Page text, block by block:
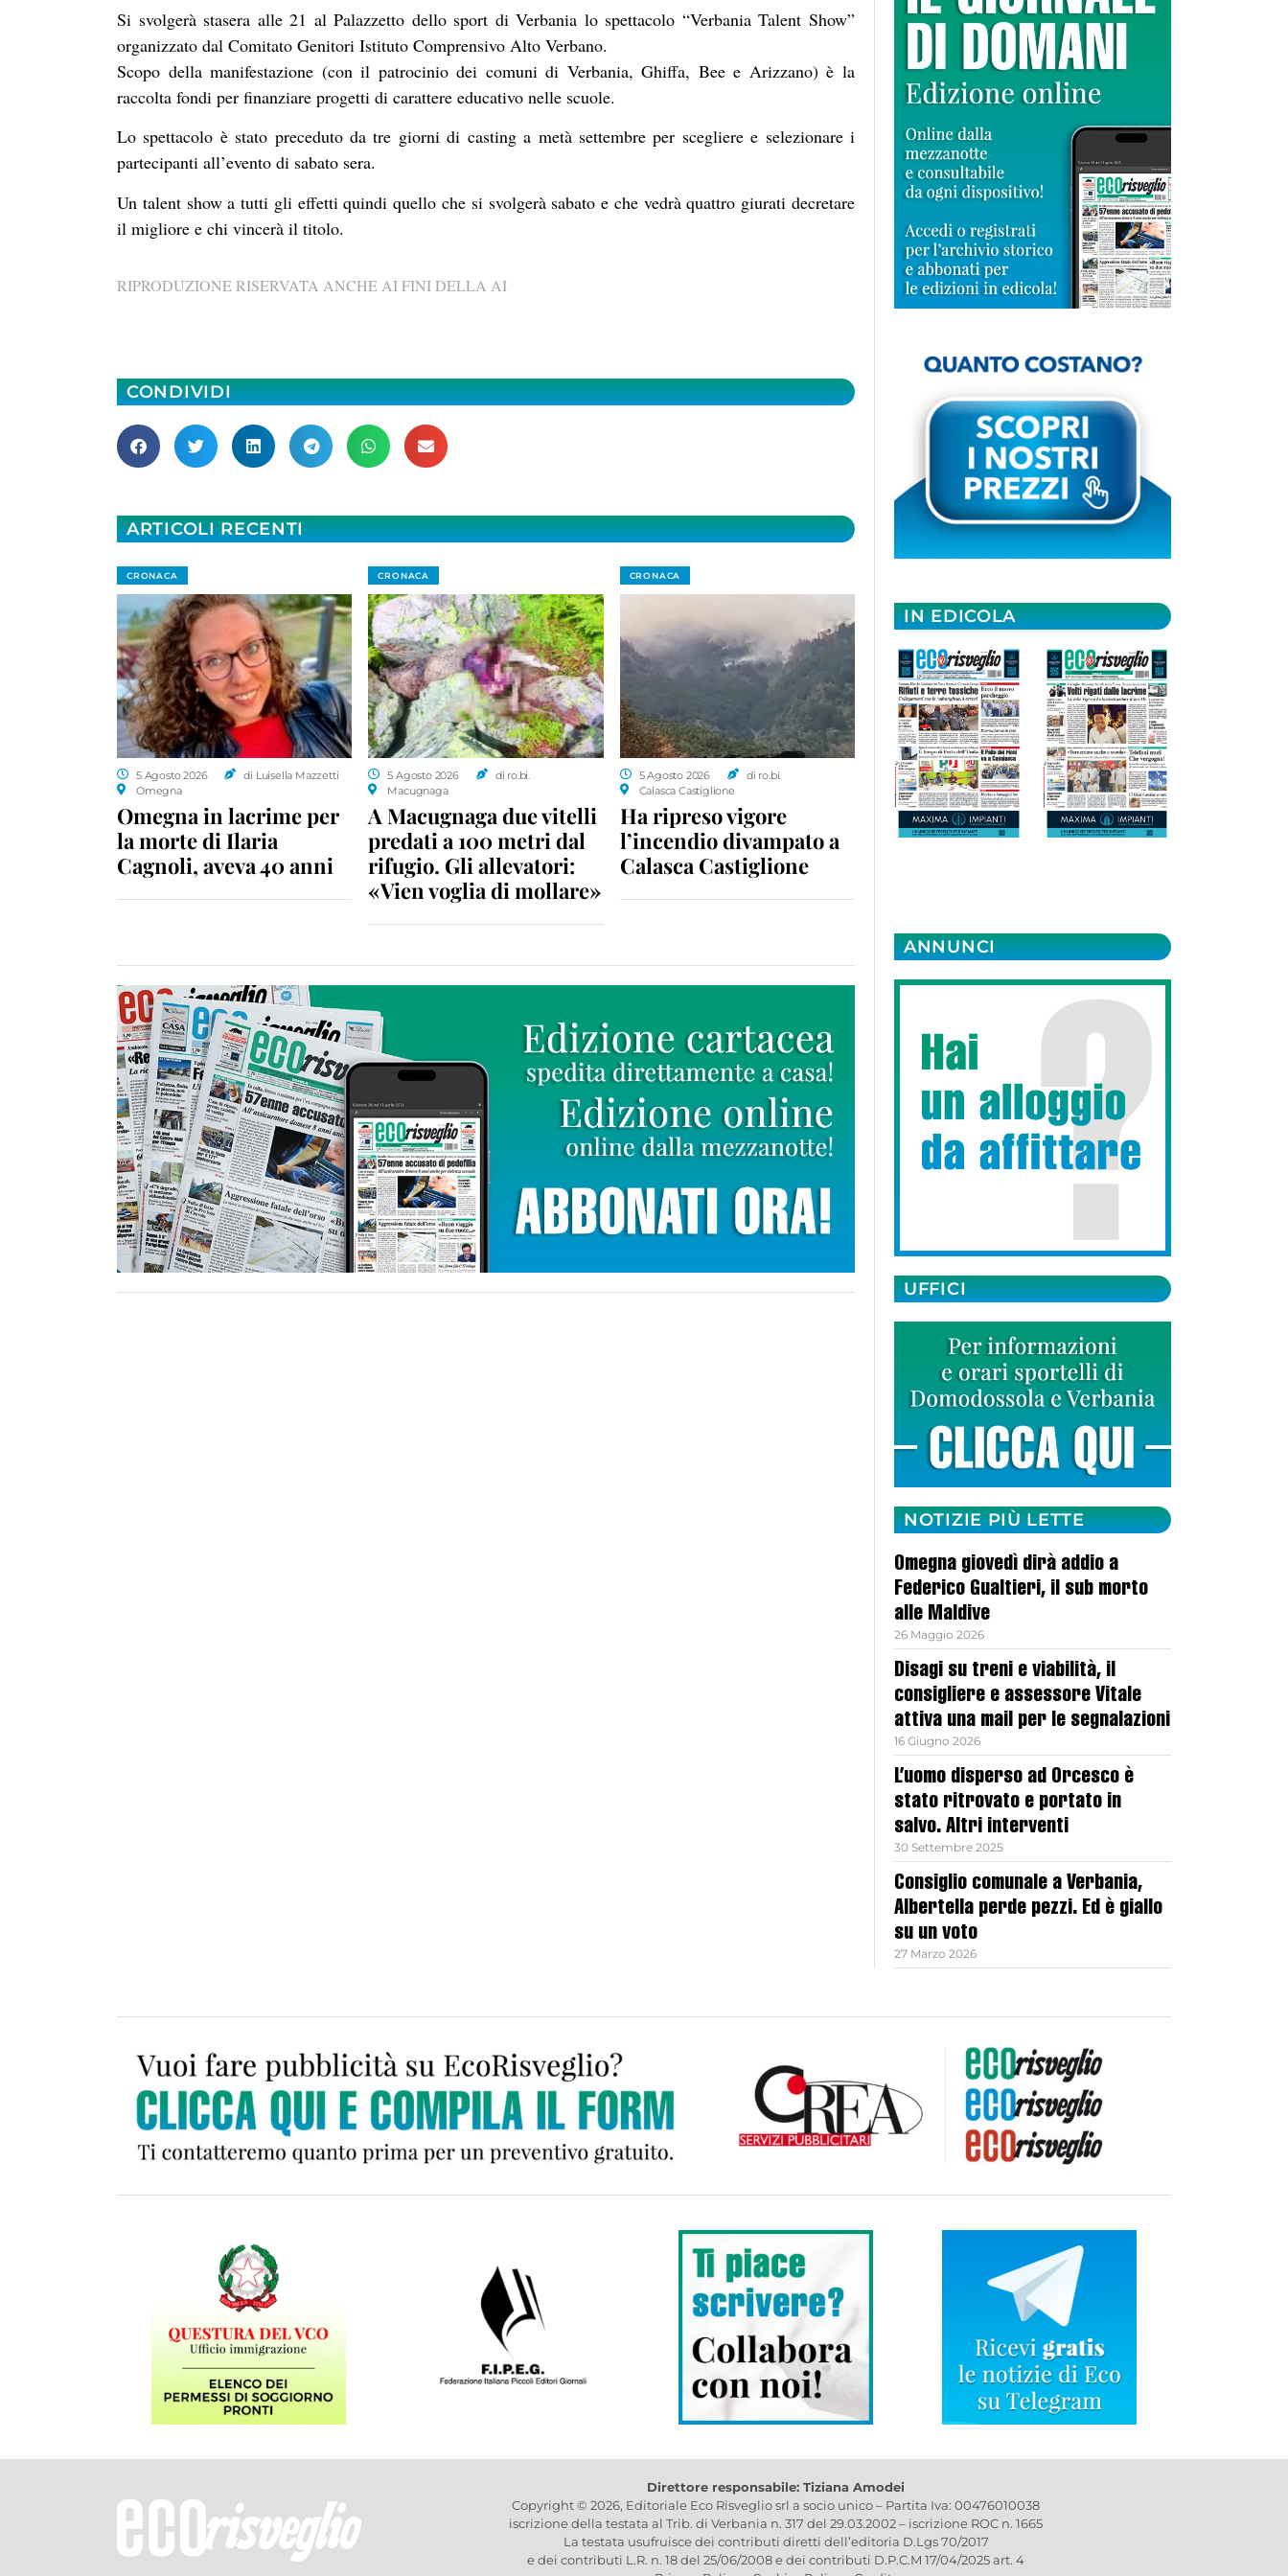
Si svolgerà stasera alle 21 al Palazzetto dello sport di Verbania lo spettacolo “Verbania Talent Show”
organizzato dal Comitato Genitori Istituto Comprensivo Alto Verbano.
Scopo della manifestazione (con il patrocinio dei comuni di Verbania, Ghiffa, Bee e Arizzano) è la
raccolta fondi per finanziare progetti di carattere educativo nelle scuole.
Lo spettacolo è stato preceduto da tre giorni di casting a metà settembre per scegliere e selezionare i
partecipanti all’evento di sabato sera.
Un talent show a tutti gli effetti quindi quello che si svolgerà sabato e che vedrà quattro giurati decretare
il migliore e chi vincerà il titolo.
RIPRODUZIONE RISERVATA ANCHE AI FINI DELLA AI
CONDIVIDI
ARTICOLI RECENTI
CRONACA
5 Agosto 2026
di Luisella Mazzetti
Omegna
Omegna in lacrime per
la morte di Ilaria
Cagnoli, aveva 40 anni
CRONACA
5 Agosto 2026
di ro.bi.
Macugnaga
A Macugnaga due vitelli
predati a 100 metri dal
rifugio. Gli allevatori:
«Vien voglia di mollare»
CRONACA
5 Agosto 2026
di ro.bi.
Calasca Castiglione
Ha ripreso vigore
l’incendio divampato a
Calasca Castiglione
IN EDICOLA
ANNUNCI
UFFICI
NOTIZIE PIÙ LETTE
Omegna giovedì dirà addio a
Federico Gualtieri, il sub morto
alle Maldive
26 Maggio 2026
Disagi su treni e viabilità, il
consigliere e assessore Vitale
attiva una mail per le segnalazioni
16 Giugno 2026
L’uomo disperso ad Orcesco è
stato ritrovato e portato in
salvo. Altri interventi
30 Settembre 2025
Consiglio comunale a Verbania,
Albertella perde pezzi. Ed è giallo
su un voto
27 Marzo 2026
Direttore responsabile: Tiziana Amodei
Copyright © 2026, Editoriale Eco Risveglio srl a socio unico – Partita Iva: 00476010038
iscrizione della testata al Trib. di Verbania n. 317 del 29.03.2002 – iscrizione ROC n. 1665
La testata usufruisce dei contributi diretti dell’editoria D.Lgs 70/2017
e dei contributi L.R. n. 18 del 25/06/2008 e dei contributi D.P.C.M 17/04/2025 art. 4